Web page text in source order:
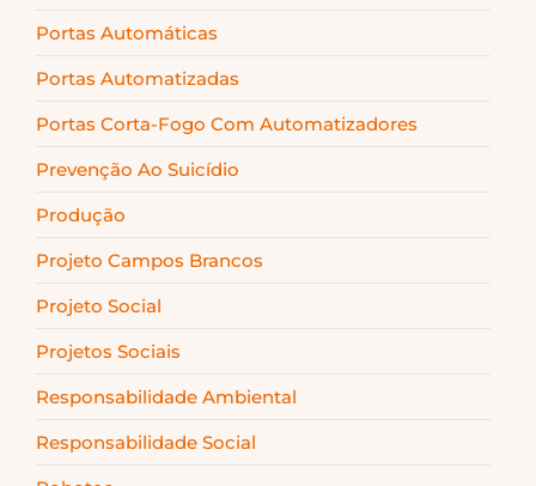
Portas Automáticas
Portas Automatizadas
Portas Corta-Fogo Com Automatizadores
Prevenção Ao Suicídio
Produção
Projeto Campos Brancos
Projeto Social
Projetos Sociais
Responsabilidade Ambiental
Responsabilidade Social